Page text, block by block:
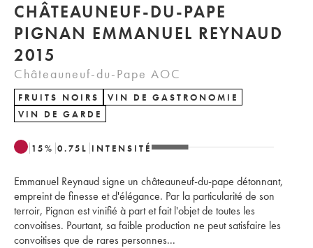
CHÂTEAUNEUF-DU-PAPE
PIGNAN EMMANUEL REYNAUD
2015
Châteauneuf-du-Pape AOC
FRUITS NOIRS
VIN DE GASTRONOMIE
VIN DE GARDE
15% 0.75 L INTENSITÉ
Emmanuel Reynaud signe un châteauneuf-du-pape détonnant,
empreint de finesse et d'élégance. Par la particularité de son
terroir, Pignan est vinifié à part et fait l'objet de toutes les
convoitises. Pourtant, sa faible production ne peut satisfaire les
convoitises que de rares personnes...